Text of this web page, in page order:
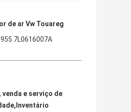
de ar Vw Touareg
7L0616007A
e serviço de